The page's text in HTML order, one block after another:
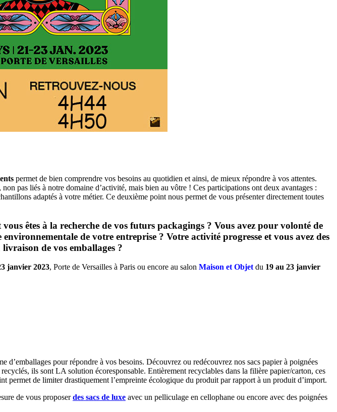
permet de bien comprendre vos besoins au quotidien et ainsi, de mieux répondre à vos attentes.
, non pas liés à notre domaine d’activité, mais bien au vôtre ! Ces participations ont deux avantages :
adaptés à votre métier. Ce deuxième point nous permet de vous présenter directement toutes
êtes à la recherche de vos futurs packagings ? Vous avez pour volonté de
de votre entreprise ? Votre activité progresse et vous avez des
de vos emballages ?
janvier 2023, Porte de Versailles à Paris ou encore au salon Maison et Objet du 19 au 23 janvier
pour répondre à vos besoins. Découvrez ou redécouvrez nos sacs papier à poignées
ils sont LA solution écoresponsable. Entièrement recyclables dans la filière papier/carton, ces
permet de limiter drastiquement l’empreinte écologique du produit par rapport à un produit d’import.
de vous proposerdes sacs de luxe avec un pelliculage en cellophane ou encore avec des poignées